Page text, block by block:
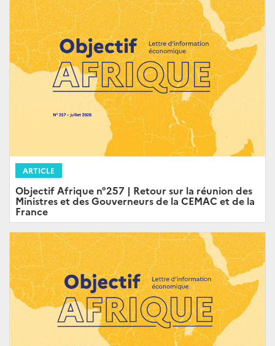
ARTICLE
Objectif Afrique n°257 | Retour sur la réunion des
Ministres et des Gouverneurs de la CEMAC et de la
France